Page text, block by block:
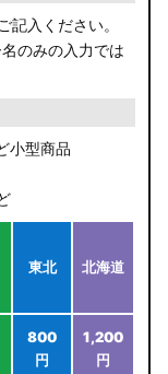
入ください。
のみの入力では
小型商品
東北 北海道
800
円
1,200
円